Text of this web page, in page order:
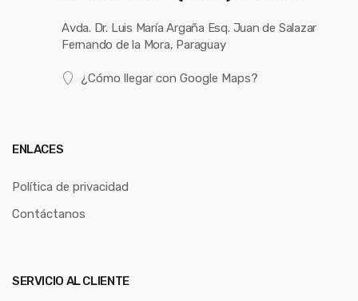
Avda. Dr. Luis María Argaña Esq. Juan de Salazar
Fernando de la Mora, Paraguay
¿Cómo llegar con Google Maps?
ENLACES
Política de privacidad
Contáctanos
SERVICIO AL CLIENTE